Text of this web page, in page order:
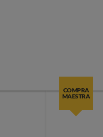
COMPRA
MAESTRA